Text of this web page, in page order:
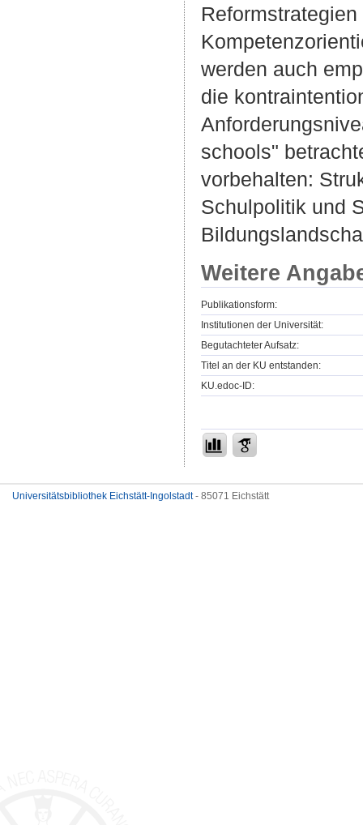
werden auch
die
schools"
vorbehalten:
Schulpolitik und
Weitere
Publikationsform:
Institutionen der Universität:
Begutachteter Aufsatz:
Titel an der KU entstanden:
KU.edoc-ID:
Universitätsbibliothek Eichstätt-Ingolstadt- 85071 Eichstätt